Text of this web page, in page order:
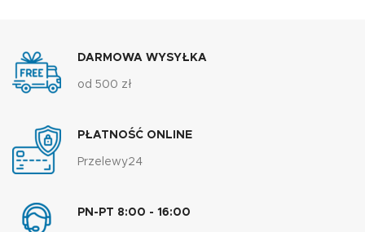
DARMOWA WYSYŁKA
od 500 zł
PŁATNOŚĆ ONLINE
Przelewy24
PN-PT 8:00 - 16:00